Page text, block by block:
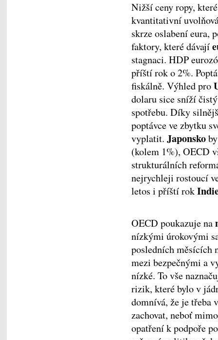
Nižší ceny ropy,
kvantitativní
skrze oslabení eura,
faktory, které dávají
stagnaci. HDP
příští rok o 2%.
fiskálně. Výhled pro
dolaru sice sníží
spotřebu. Díky
poptávce ve zbytku
vyplatit. Japonsko
(kolem 1%), OECD
strukturálních
nejrychleji rostoucí
letos i příští rok
OECD poukazuje na
nízkými úrokovými
posledních měsících
mezi bezpečnými a
nízké. To vše
rizik, které bylo v
domnívá, že je třeba
zachovat, neboť
opatření k podpoře